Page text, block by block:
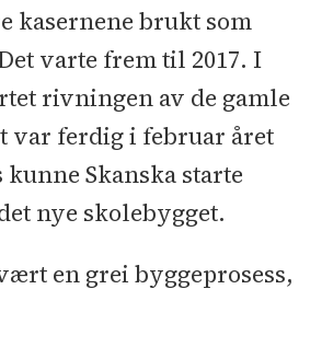
og
Foldevegger:
Fast bygginnredning:
Bo Andren
og utstyr i
SportlElektro:
og aluminium:
og aluminium
kasernene brukt som
varte frem til 2017. I
rivningen av de gamle
var ferdig i februar året
Skanska starte
nye skolebygget.
en grei byggeprosess,